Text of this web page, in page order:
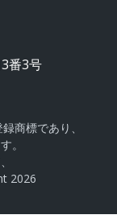
番3号
商標であり、
。
2026